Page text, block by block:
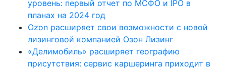
уровень: первый отчет по МСФО и IPO в
планах на 2024 год
Ozon расширяет свои возможности с новой
лизинговой компанией Озон Лизинг
«Делимобиль» расширяет географию
присутствия: сервис каршеринга приходит в